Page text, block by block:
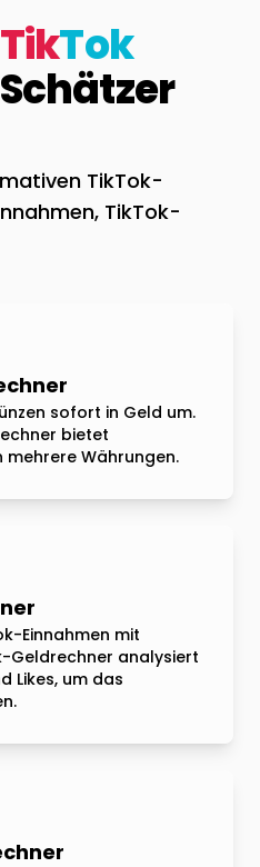
TikTok
TikTok-
TikTok-
sofort in Geld um.
bietet
mehrere Währungen.
Einnahmen mit
Geldrechner analysiert
Likes, um das